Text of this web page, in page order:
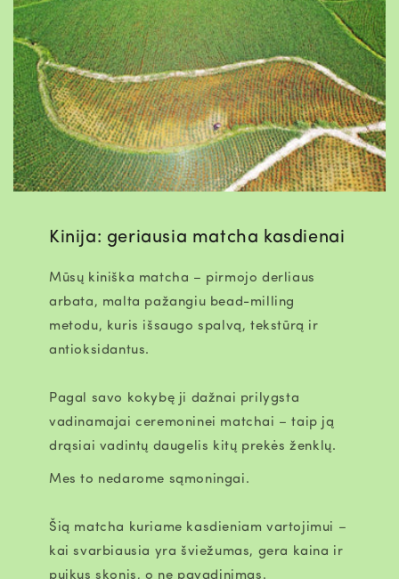
Kinija: geriausia matcha kasdienai
Mūsų kiniška matcha – pirmojo derliaus
arbata , malta pažangiu bead-milling
metodu, kuris išsaugo spalvą, tekstūrą ir
antioksidantus.
Pagal savo kokybę ji dažnai prilygsta
vadinamajaiceremoninei matchai – taip ją
drąsiai vadintų daugelis kitų prekės ženklų.
Mes to nedarome sąmoningai.
Šią matcha kuriame kasdieniam vartojimui –
kai svarbiausia yra šviežumas, gera kaina ir
puikus skonis , o ne pavadinimas.